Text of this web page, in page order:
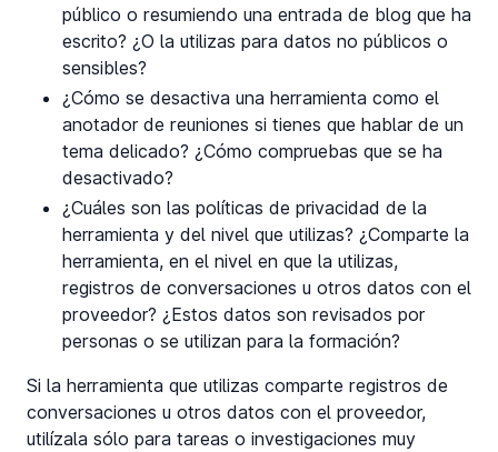
público o resumiendo una entrada de blog que ha
escrito? ¿O la utilizas para datos no públicos o
sensibles?
¿Cómo se desactiva una herramienta como el
anotador de reuniones si tienes que hablar de un
tema delicado? ¿Cómo compruebas que se ha
desactivado?
¿Cuáles son las políticas de privacidad de la
herramienta y del nivel que utilizas? ¿Comparte la
herramienta, en el nivel en que la utilizas,
registros de conversaciones u otros datos con el
proveedor? ¿Estos datos son revisados por
personas o se utilizan para la formación?
Si la herramienta que utilizas comparte registros de
conversaciones u otros datos con el proveedor,
utilízala sólo para tareas o investigaciones muy